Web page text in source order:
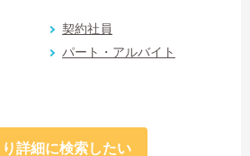
契約社員
パート・アルバイト
り詳細に検索したい